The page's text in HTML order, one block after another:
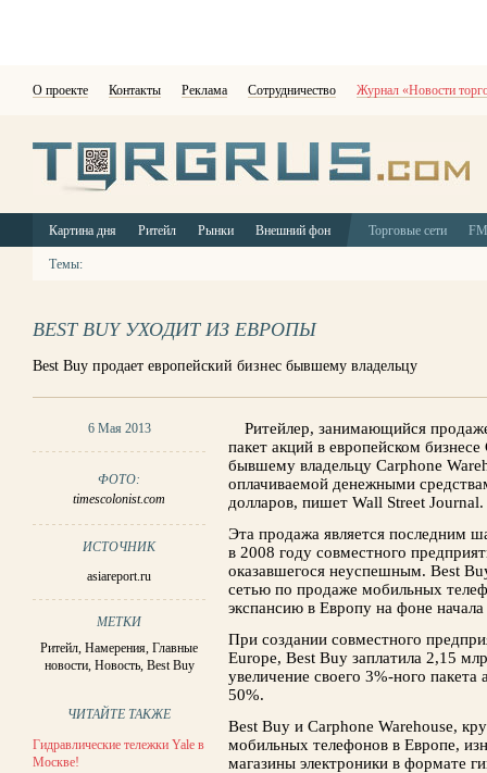
О проекте Контакты Реклама Сотрудничество Журнал «Новости
Картина дня Ритейл Рынки Внешний фон Торговые сети
Темы:
BEST BUY УХОДИТ ИЗ ЕВРОПЫ
Best Buy продает европейский бизнес бывшему владельцу
6 Мая 2013
ФОТО:
timescolonist.com
ИСТОЧНИК
asiareport.ru
МЕТКИ
Ритейл,Намерения,Главные
новости, Новость, Best Buy
ЧИТАЙТЕ ТАКЖЕ
Гидравлические тележки Yale в
Москве!
Ритейлер, занимающийся
пакет акций в европейском
бывшему владельцу Carphone
оплачиваемой денежными
долларов, пишет Wall Street Journal.
Эта продажа является последним
в 2008 году совместного
оказавшегося неуспешным. Best
сетью по продаже мобильных
экспансию в Европу на фоне
При создании совместного
Europe, Best Buy заплатила 2,15
увеличение своего 3%-ного
50%.
Best Buy и Carphone Warehouse,
мобильных телефонов в Европе,
магазины электроники в формате